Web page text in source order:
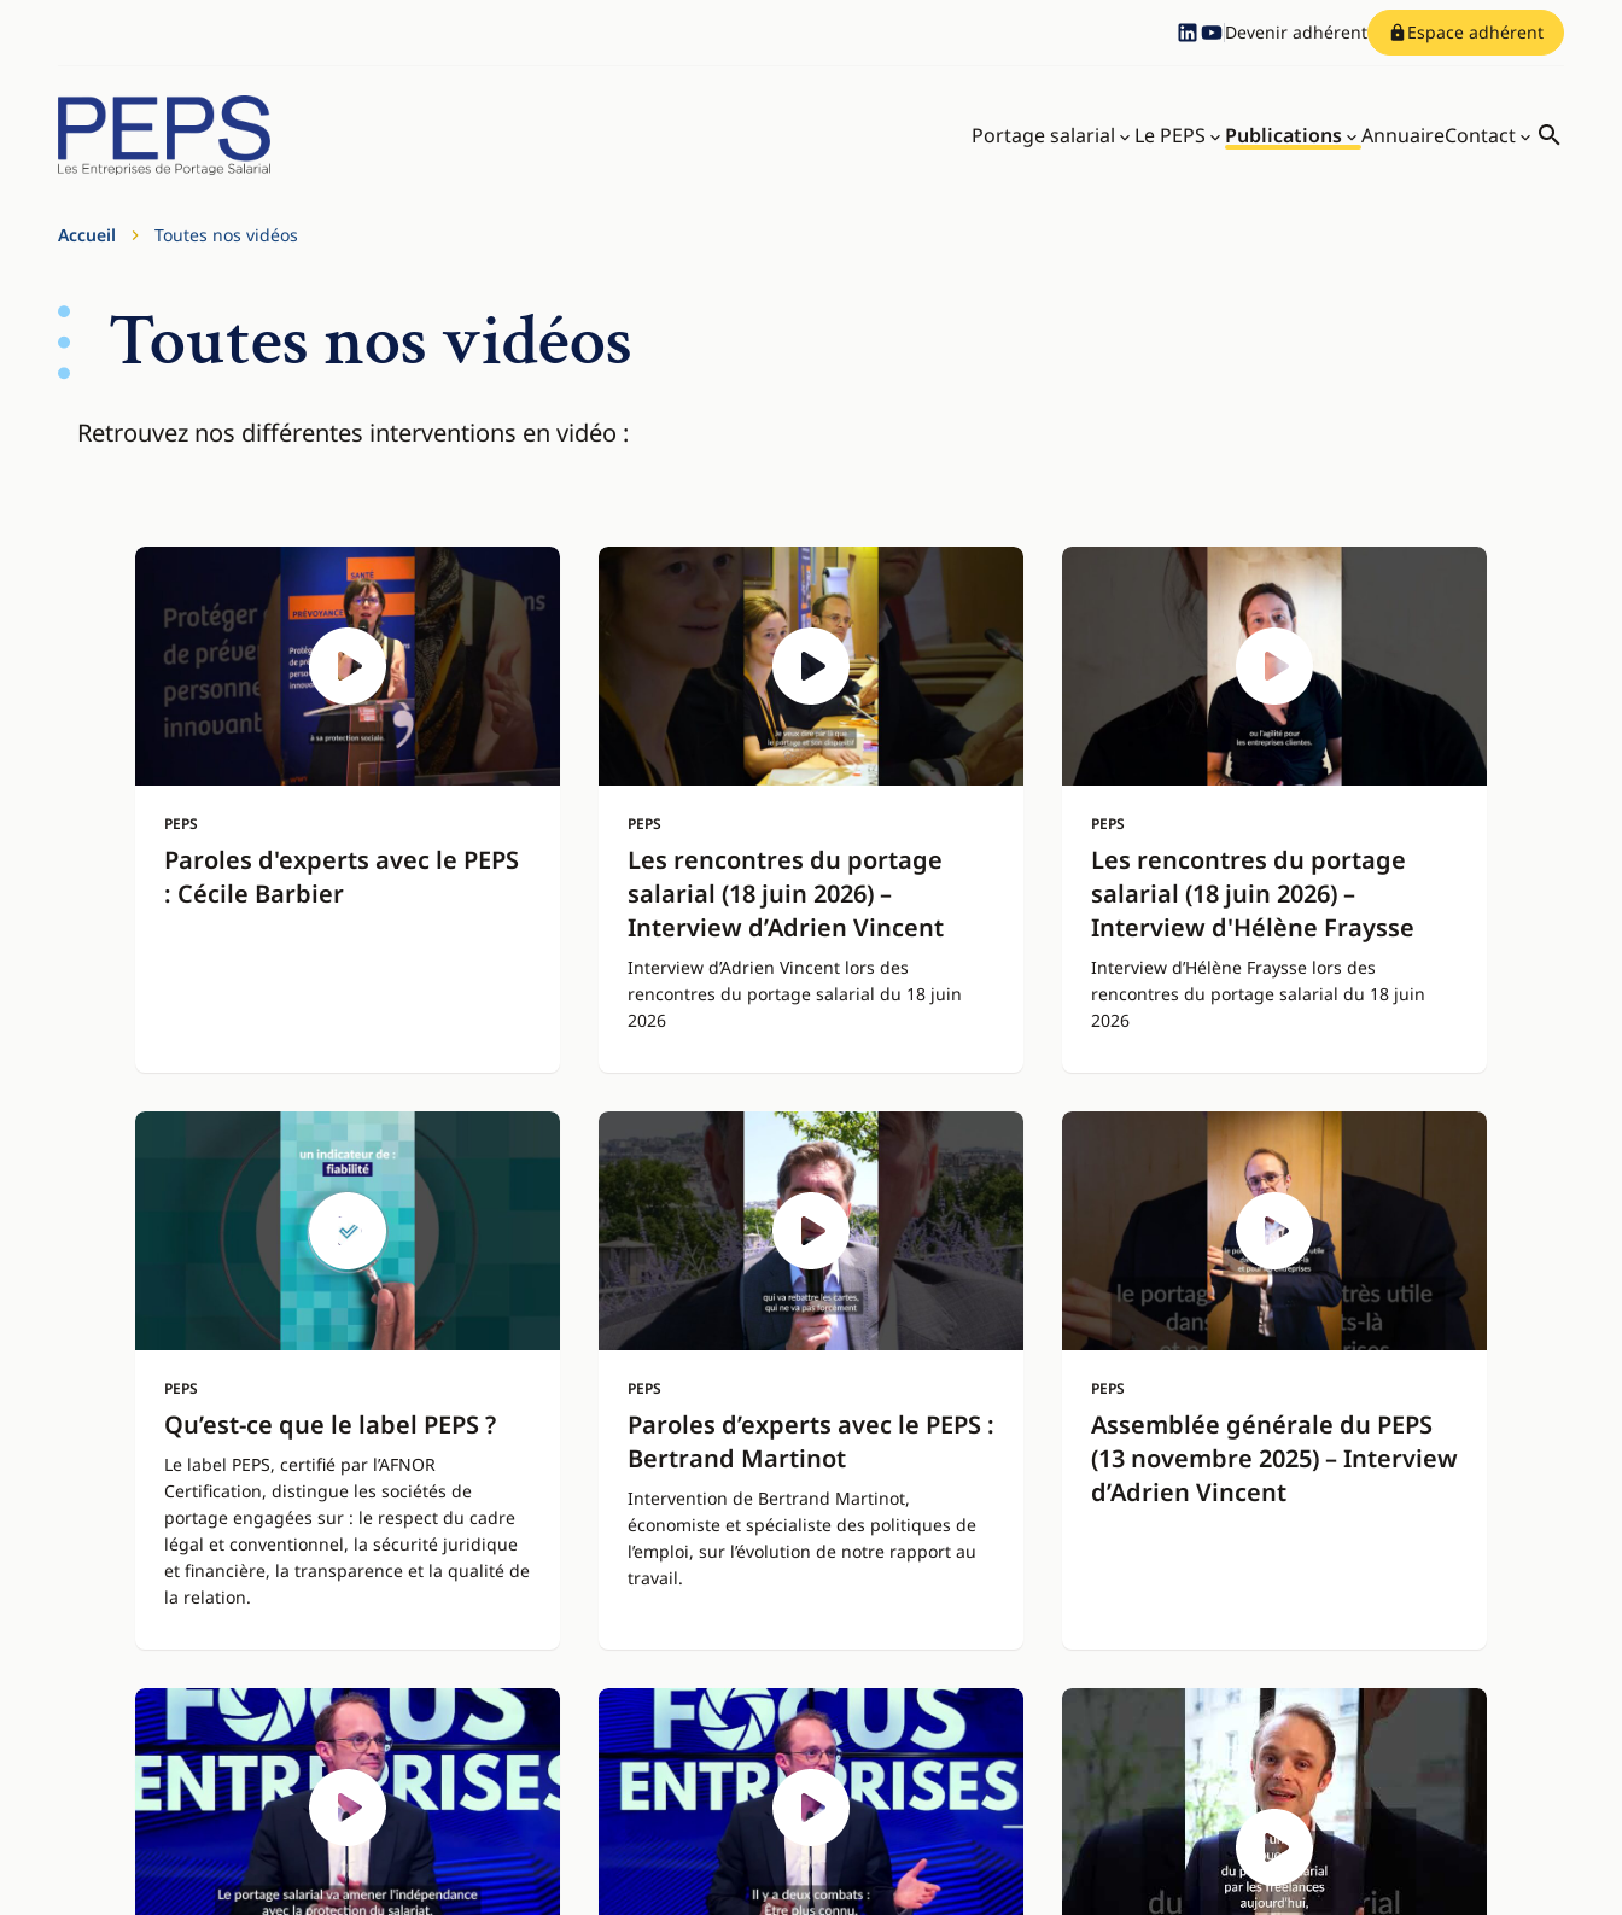
Devenir adhérent Espace adhérent
Portage salarial Le PEPS Publications AnnuaireContact
Accueil Toutes nos vidéos
Toutes nos vidéos
Retrouvez nos différentes interventions en vidéo :
PEPS
Paroles d'experts avec le PEPS
: Cécile Barbier
PEPS
Les rencontres du portage
salarial (18 juin 2026) –
Interview d’Adrien Vincent
Interview d’Adrien Vincent lors des
rencontres du portage salarial du 18 juin
2026
PEPS
Les rencontres du portage
salarial (18 juin 2026) –
Interview d'Hélène Fraysse
Interview d’Hélène Fraysse lors des
rencontres du portage salarial du 18 juin
2026
PEPS
Qu’est-ce que le label PEPS ?
Le label PEPS, certifié par l’AFNOR
Certification, distingue les sociétés de
portage engagées sur : le respect du cadre
légal et conventionnel, la sécurité juridique
et financière, la transparence et la qualité de
la relation.
PEPS
Paroles d’experts avec le PEPS :
Bertrand Martinot
Intervention de Bertrand Martinot,
économiste et spécialiste des politiques de
l’emploi, sur l’évolution de notre rapport au
travail.
PEPS
Assemblée générale du PEPS
(13 novembre 2025) – Interview
d’Adrien Vincent